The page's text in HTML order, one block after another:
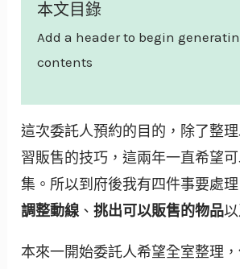
本文目錄
Add a header to begin
contents
這次委託人預約的目的，除了整
習販售的技巧，這兩年一直希望
集。所以到府後我有四件事要處
調整動線、挑出可以販售的物品
本來一開始委託人希望全室整理